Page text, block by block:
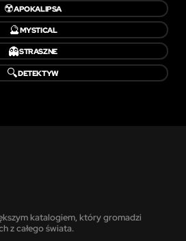
☢️APOKALIPSA
🔮MYSTICAL
👻STRASZNE
🔍DETEKTYW
katalogiem, który gromadzi
z całego świata.